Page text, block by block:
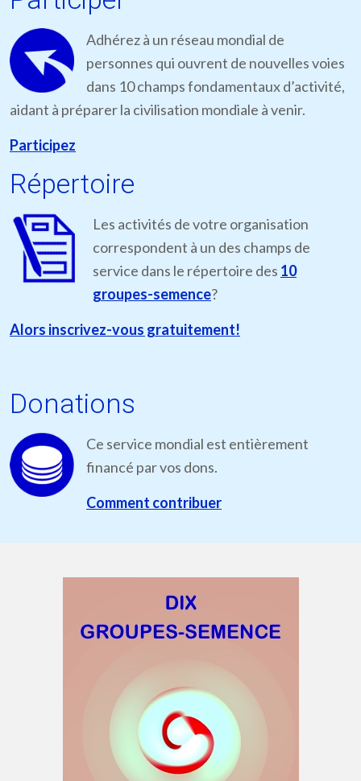
Adhérez à un réseau mondial de
personnes qui ouvrent de nouvelles voies
dans 10 champs fondamentaux d’activité,
aidant à préparer la civilisation mondiale à venir.
Participez
Répertoire
Les activités de votre organisation
correspondent à un des champs de
service dans le répertoire des 10
groupes-semence?
Alors inscrivez-vous gratuitement!
Donations
Ce service mondial est entièrement
financé par vos dons.
Comment contribuer